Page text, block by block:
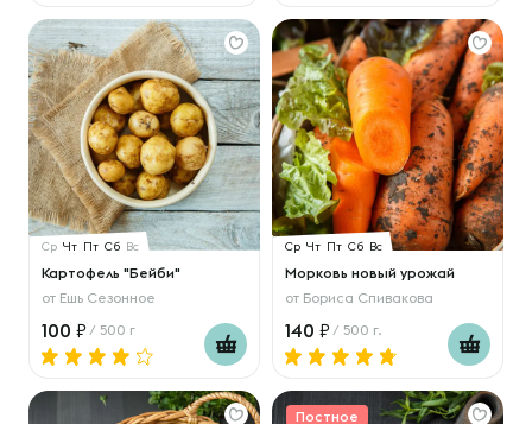
Ср Чт Пт Сб Вс
Картофель "Бейби"
от Ешь Сезонное
100 / 500 г
Ср Чт Пт Сб Вс
Морковь новый урожай
от Бориса Спивакова
140 / 500 г.
Постное